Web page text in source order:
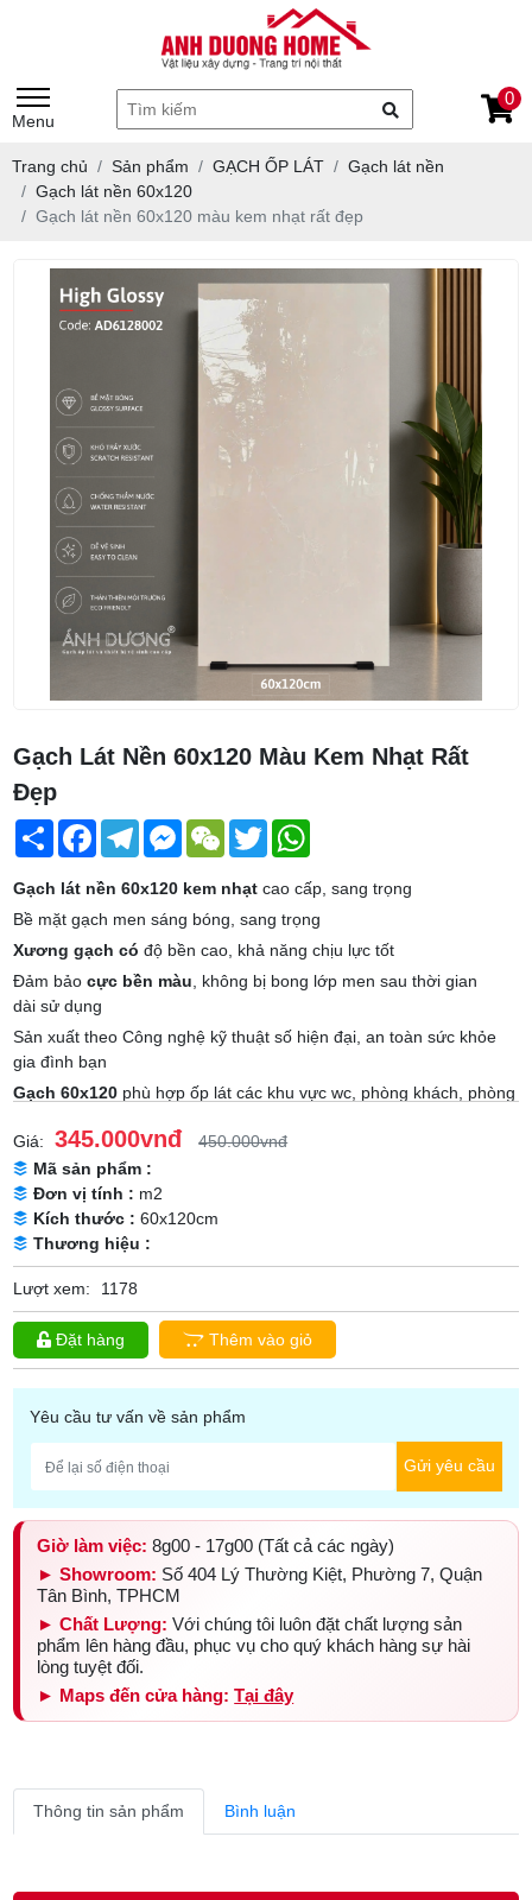
Menu
0
Trang chủ Sản phẩm GẠCH ỐP LÁT
Gạch lát nền
Gạch lát nền 60x120
Gạch lát nền 60x120 màu kem nhạt rất đẹp
Gạch Lát Nền 60x120 Màu Kem Nhạt Rất
Đẹp
Share FacebookTelegramMessenger
WeChatTwitter
Gạch lát nền 60x120 kem nhạtcao cấp, sang trọng
Bề mặt gạch men sáng bóng, sang trọng
Xương gạch có độ bền cao, khả năng chịu lực tốt
Đảm bảocực bền màu , không bị bong lớp men sau thời gian
dài sử dụng
Sản xuất theo Công nghệ kỹ thuật số hiện đại, an toàn sức khỏe
gia đình bạn
Gạch 60x120 phù hợp ốp lát các khu vực wc, phòng khách, phòng
Xuất xứ: Việt Nam
Kích thước : 600 x 1200 mm
Chất liệu: Porcelain
Bề mặt: Bóng
Công nghệ: kỹ thuật số
Đvt: m2
Qui cách đóng gói: 1 Hộp = 2 Viên = 1.44 m2
Giá: 345.000vnđ
450.000vnđ
Mã sản phẩm :
Đơn vị tính : m2
Kích thước :60x120cm
Thương hiệu :
Lượt xem: 1178
Đặt hàng Thêm vào giỏ
Yêu cầu tư vấn về sản phẩm
Gửi yêu cầu
Giờ làm việc: 8g00 - 17g00 (Tất cả các ngày)
► Showroom: Số 404 Lý Thường Kiệt, Phường 7, Quận
Tân Bình, TPHCM
► Chất Lượng: Với chúng tôi luôn đặt chất lượng sản
phẩm lên hàng đầu, phục vụ cho quý khách hàng sự hài
lòng tuyệt đối.
► Maps đến cửa hàng: Tại đây
Thông tin sản phẩm Bình luận